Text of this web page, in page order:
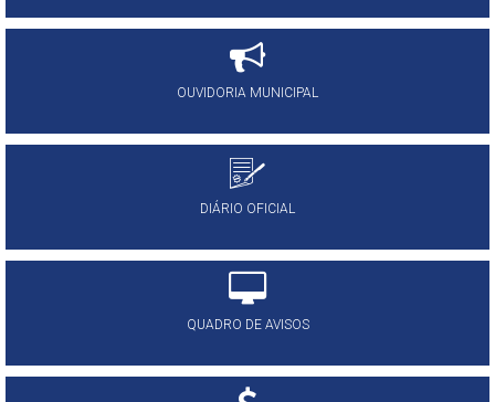
OUVIDORIA MUNICIPAL
DIÁRIO OFICIAL
QUADRO DE AVISOS